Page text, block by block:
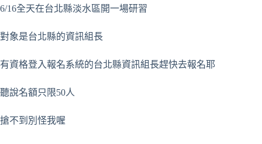
6/16全天在台北縣淡水區開一場研習
對象是台北縣的資訊組長
有資格登入報名系統的台北縣資訊組長趕快去報名耶
聽說名額只限50人
搶不到別怪我喔